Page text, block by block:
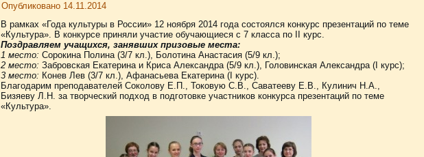
Опубликовано 14.11.2014
В рамках «Года культуры в России» 12 ноября 2014 года состоялся конкурс презентаций по теме
«Культура». В конкурсе приняли участие обучающиеся с 7 класса по II курс.
Поздравляем учащихся, занявших призовые места:
1 место: Сорокина Полина (3/7 кл.), Болотина Анастасия (5/9 кл.);
2 место: Забровская Екатерина и Криса Александра (5/9 кл.), Головинская Александра (I курс);
3 место: Конев Лев (3/7 кл.), Афанасьева Екатерина (I курс).
Благодарим преподавателей Соколову Е.П., Токовую С.В., Саватееву Е.В., Кулинич Н.А.,
Бизяеву Л.Н. за творческий подход в подготовке участников конкурса презентаций по теме
«Культура».